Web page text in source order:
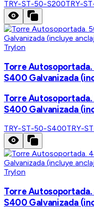
TRY-ST-50-S200TRY-
Trylon
Torre
S400 Galvanizada
Torre
S400 Galvanizada
TRY-ST-50-S400TRY-
Trylon
Torre
S400 Galvanizada